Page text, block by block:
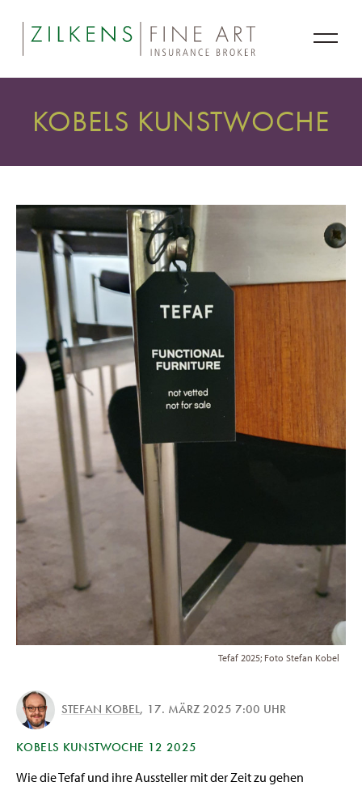
KOBELS KUNSTWOCHE
Tefaf 2025; Foto Stefan Kobel
STEFAN KOBEL, 17. MÄRZ 2025 7:00 UHR
KOBELS KUNSTWOCHE 12 2025
Wie die Tefaf und ihre Aussteller mit der Zeit zu gehen